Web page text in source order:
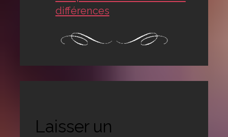
différences
Laisser un